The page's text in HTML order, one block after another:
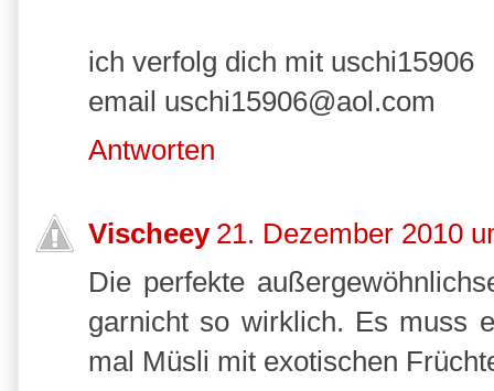
ich verfolg dich mit uschi15906
email uschi15906@aol.com
Antworten
Vischeey 21. Dezember 2010
Die perfekte
garnicht so wirklich. Es muss
mal Müsli mit exotischen